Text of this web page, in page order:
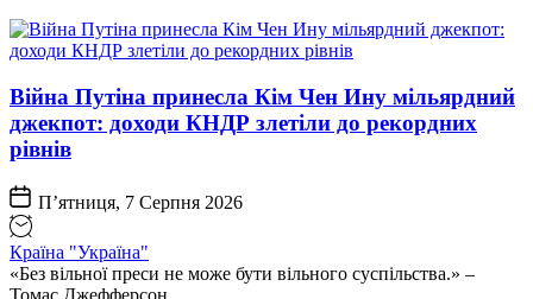
Війна Путіна принесла Кім Чен Ину мільярдний
джекпот: доходи КНДР злетіли до рекордних
рівнів
П’ятниця, 7 Серпня 2026
Країна "Україна"
«Без вільної преси не може бути вільного суспільства.» –
Томас Джефферсон